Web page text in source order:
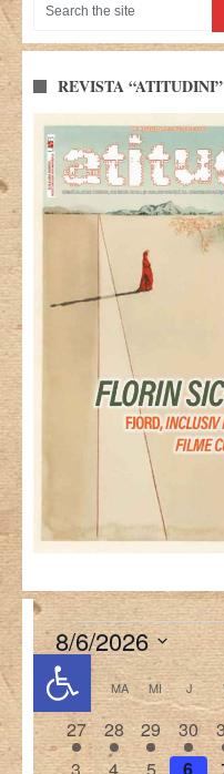
REVISTA “ATITUDINI”